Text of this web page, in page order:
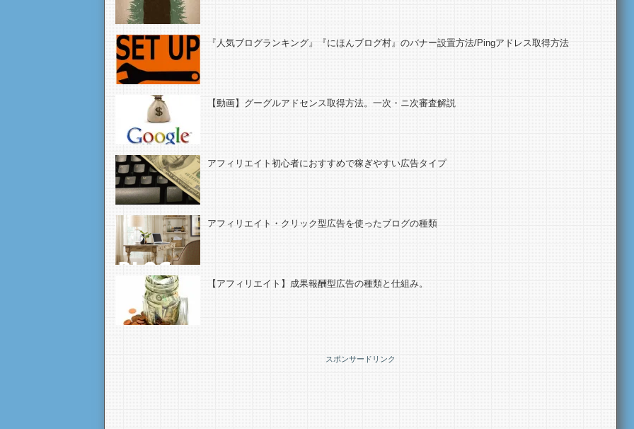
『人気ブログランキング』『にほんブログ村』のバナー設置方法/Pingアドレス取得方法
【動画】グーグルアドセンス取得方法。一次・ニ次審査解説
アフィリエイト初心者におすすめで稼ぎやすい広告タイプ
アフィリエイト・クリック型広告を使ったブログの種類
【アフィリエイト】成果報酬型広告の種類と仕組み。
スポンサードリンク